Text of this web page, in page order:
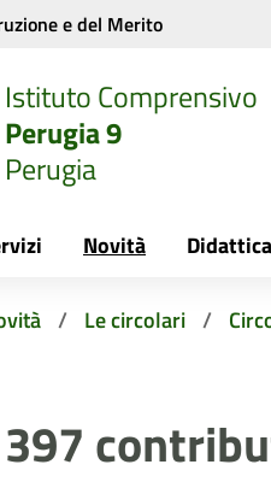
e del Merito
Istituto Comprensivo
Perugia 9
Perugia
Novità Didattica
Le circolari